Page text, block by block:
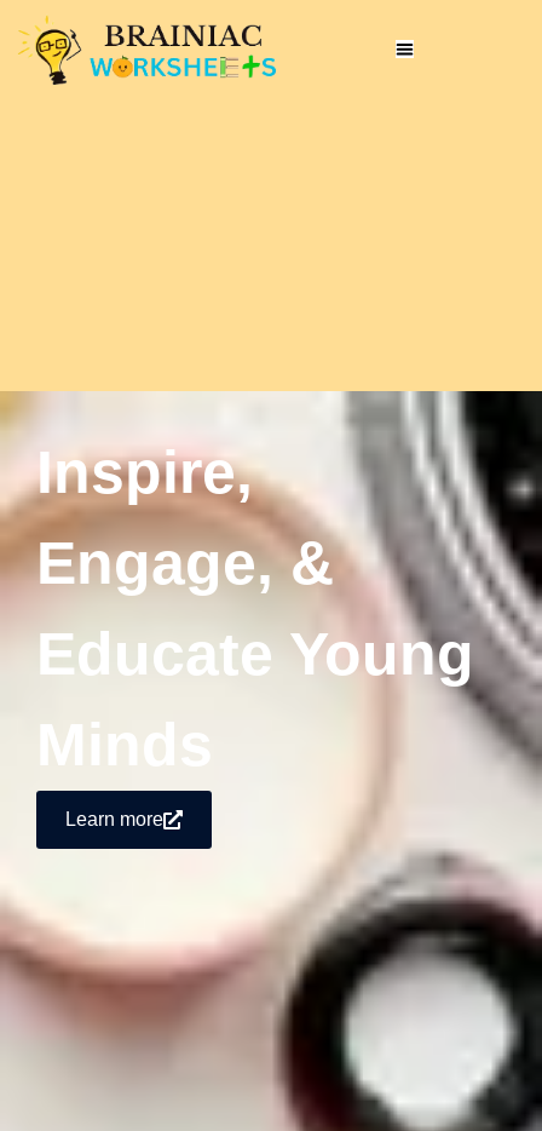
Inspire,
Engage, &
Educate Young
Minds
Learn more